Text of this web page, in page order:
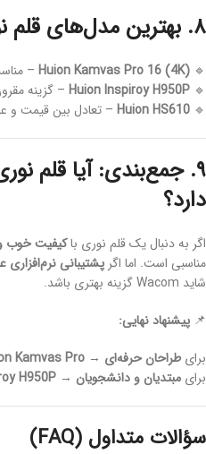
۸. بهترین مدل‌های قلم نوری هویون (۲۰۲۴)
🔹
Huion Kamvas Pro 16 (4K)
–
🔹
Huion Inspiroy H950P – گزینه
🔹
Huion HS610 – تعادل بین قیمت و
۹. جمع‌بندی: آیا قلم
دارد؟
اگر به دنبال یک قلم نوری باکیفیت خوب
مناسبی است. اما اگر پشتیبانی نرم‌افزاری
شاید Wacom گزینه بهتری باشد.
📌 پیشنهاد نهایی:
برای طراحان حرفه‌ای →
Kamvas Pro
برای مبتدیان و دانشجویان →
H950P
سؤالات متداول (FAQ)